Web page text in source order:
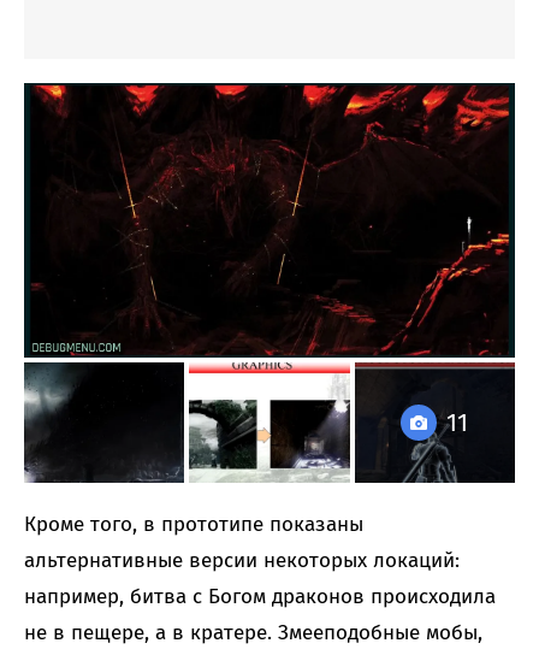
11
Кроме того, в прототипе показаны
альтернативные версии некоторых локаций:
например, битва с Богом драконов происходила
не в пещере, а в кратере. Змееподобные мобы,